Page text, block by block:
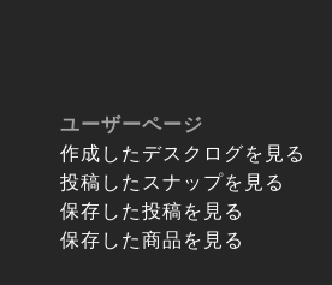
ユーザーページ
作成したデスクログを見る
投稿したスナップを見る
保存した投稿を見る
保存した商品を見る